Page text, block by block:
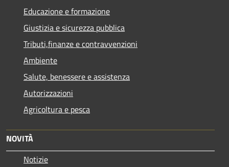
Educazione e formazione
Giustizia e sicurezza pubblica
Tributi,finanze e contravvenzioni
Ambiente
Salute, benessere e assistenza
Autorizzazioni
Agricoltura e pesca
NOVITÀ
Notizie